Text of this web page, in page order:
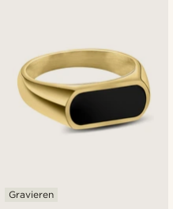
Gravieren